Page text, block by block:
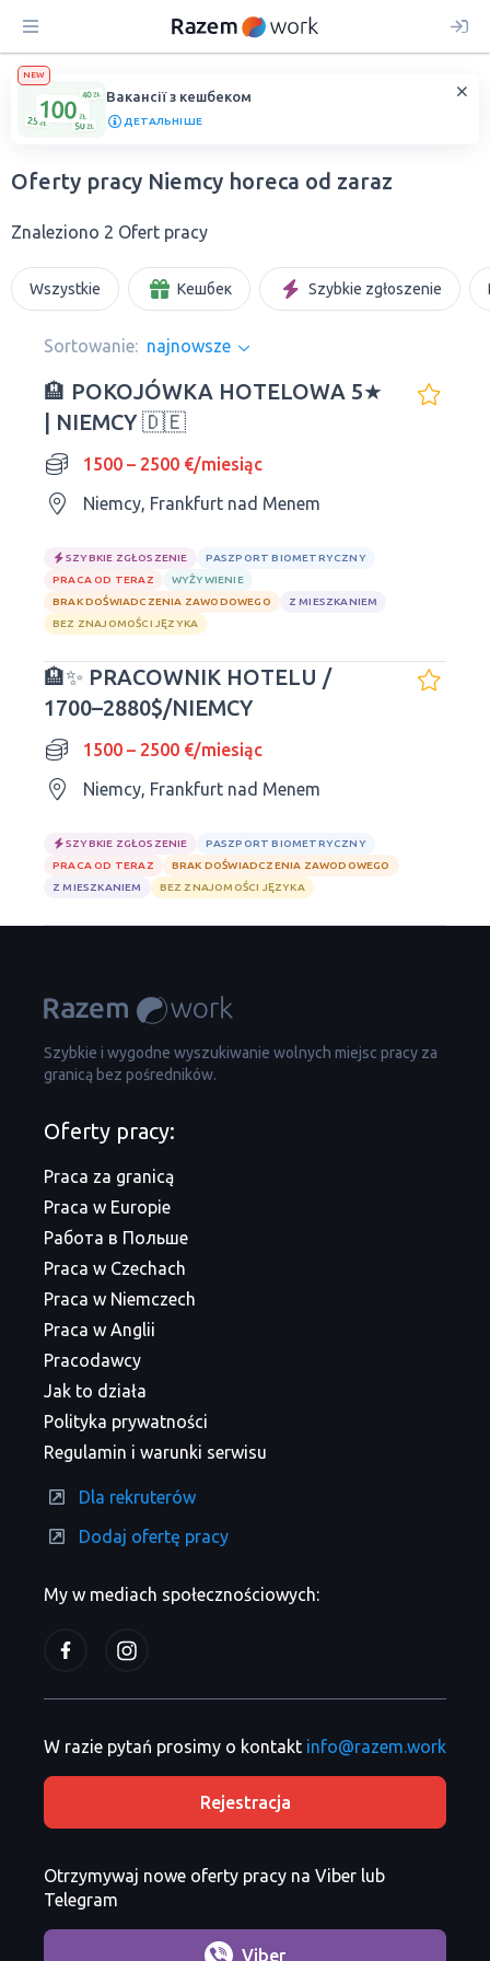
NEW
Вакансії з кешбеком
ДЕТАЛЬНІШЕ
Oferty pracy Niemcy horeca od zaraz
Znaleziono 2 Ofert pracy
Wszystkie Кешбек Szybkie zgłoszenie
Sortowanie: najnowsze
🏨 POKOJÓWKA HOTELOWA 5★
| NIEMCY 🇩🇪
1500 – 2500 €/miesiąc
Niemcy, Frankfurt nad Menem
SZYBKIE ZGŁOSZENIE
PASZPORT BIOMETRYCZNY
PRACA OD TERAZ
WYŻYWIENIE
BRAK DOŚWIADCZENIA ZAWODOWEGO
Z MIESZKANIEM
BEZ ZNAJOMOŚCI JĘZYKA
🏨✨ PRACOWNIK HOTELU /
1700–2880$/NIEMCY
1500 – 2500 €/miesiąc
Niemcy, Frankfurt nad Menem
SZYBKIE ZGŁOSZENIE
PASZPORT BIOMETRYCZNY
PRACA OD TERAZ
BRAK DOŚWIADCZENIA ZAWODOWEGO
Z MIESZKANIEM
BEZ ZNAJOMOŚCI JĘZYKA
Szybkie i wygodne wyszukiwanie wolnych miejsc pracy za
granicą bez pośredników.
My w mediach społecznościowych:
Oferty pracy:
Praca za granicą
Praca w Europie
Работа в Польше
Praca w Czechach
Praca w Niemczech
Praca w Anglii
Pracodawcy
Jak to działa
Polityka prywatności
Regulamin i warunki serwisu
Dla rekruterów
Dodaj ofertę pracy
W razie pytań prosimy o kontakt info@razem.work
Rejestracja
Otrzymywaj nowe oferty pracy na Viber lub
Telegram
Viber